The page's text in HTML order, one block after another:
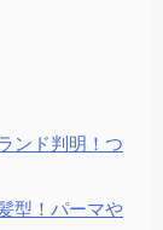
ンド判明！つ
型！パーマや